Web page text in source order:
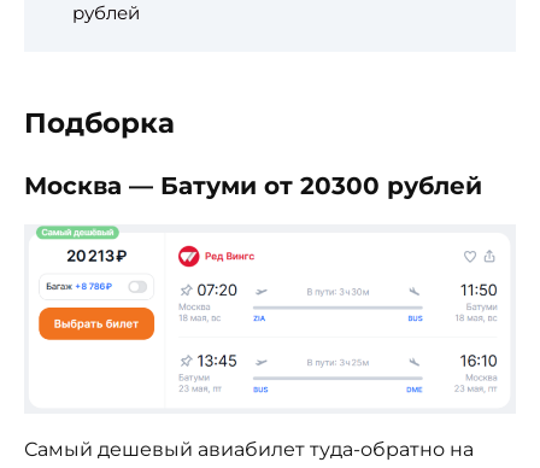
рублей
Подборка
Москва — Батуми от 20300 рублей
Самый дешевый авиабилет туда-обратно на